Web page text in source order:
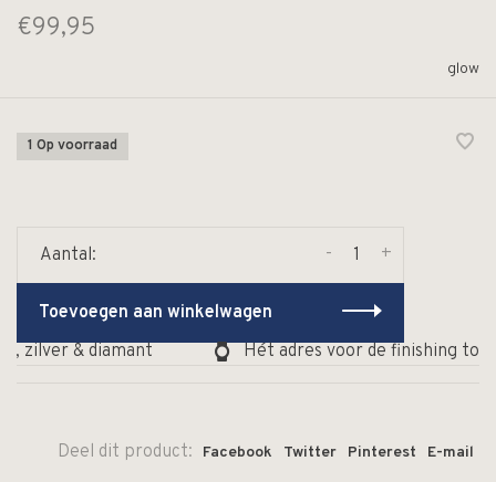
€99,95
glow
1 Op voorraad
Aantal: +
-
Toevoegen aan winkelwagen
zilver & diamant
Hét adres voor de finishing
Deel dit product: Facebook Twitter Pinterest E-mail